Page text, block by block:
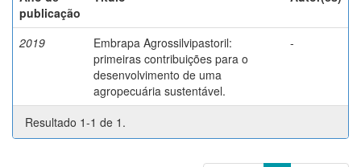
publicação
2019
Embrapa Agrossilvipastoril:
primeiras contribuições para o
desenvolvimento de uma
agropecuária sustentável.
-
Resultado 1-1 de 1.